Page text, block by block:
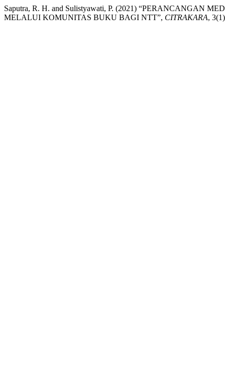
Saputra, R. H. and Sulistyawati, P. (2021) “PERANCANGAN
MELALUI KOMUNITAS BUKU BAGI NTT”, CITRAKARA,